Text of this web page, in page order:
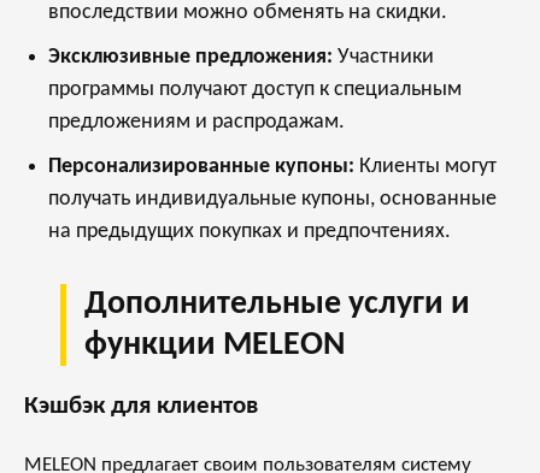
впоследствии можно обменять на скидки.
Эксклюзивные предложения: Участники
программы получают доступ к специальным
предложениям и распродажам.
Персонализированные купоны: Клиенты могут
получать индивидуальные купоны, основанные
на предыдущих покупках и предпочтениях.
Дополнительные услуги и
функции MELEON
Кэшбэк для клиентов
MELEON предлагает своим пользователям систему